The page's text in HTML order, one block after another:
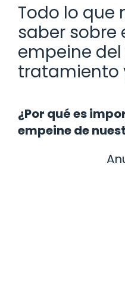
Todo lo que
saber sobre
empeine
tratamiento
¿Por qué es
empeine de